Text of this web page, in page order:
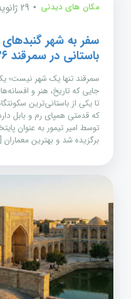
مکان های دیدنی 29 ژانویه 2026
سفر به شهر
باستانی در سمرقند ۲۰۲۶
سمرقند تنها یک شهر نیست؛
جایی که تاریخ، هنر و
تا یکی از باستانی‌ترین
که قدمتی همپای رم و بابل
توسط امیر تیمور به عنوان
برگزیده شد و بهترین معماران